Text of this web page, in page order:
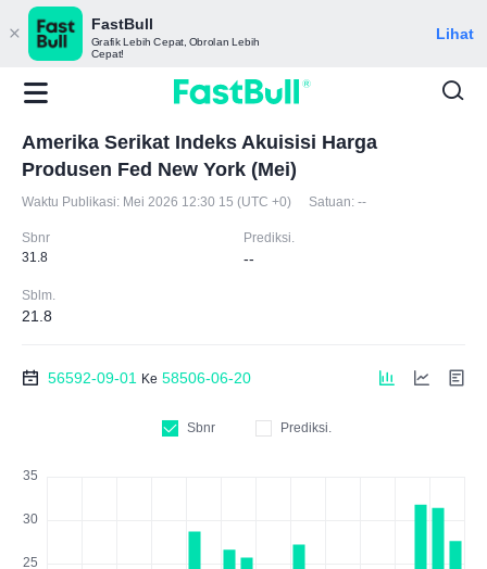
FastBull
Grafik Lebih Cepat, Obrolan Lebih
Cepat!
Lihat
Amerika Serikat Indeks Akuisisi Harga
Produsen Fed New York (Mei)
Waktu Publikasi: Mei 2026 12:30 15 (UTC +0) Satuan: --
Sbnr
31.8
Prediksi.
--
Sblm.
21.8
56592-09-01 Ke 58506-06-20
Sbnr Prediksi.